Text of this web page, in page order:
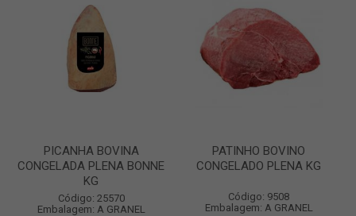
PICANHA BOVINA
CONGELADA PLENA BONNE
KG
Código: 25570
Embalagem: A GRANEL
PATINHO BOVINO
CONGELADO PLENA KG
Código: 9508
Embalagem: A GRANEL